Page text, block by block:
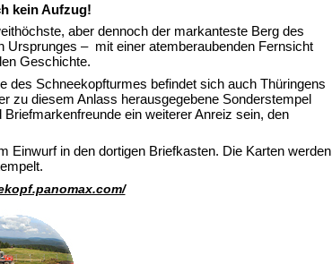
kein Aufzug!
aber dennoch der markanteste Berg des
Ursprunges – mit einer atemberaubenden Fernsicht
Geschichte.
des Schneekopfturmes befindet sich auch Thüringens
zu diesem Anlass herausgegebene Sonderstempel
ein weiterer Anreiz sein, den
Einwurf in den dortigen Briefkasten. Die Karten werden